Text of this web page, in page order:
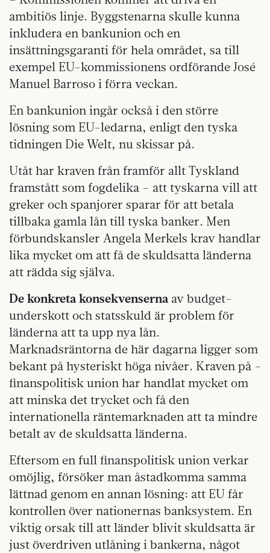
ambitiös linje. Byggstenarna skulle kunna
inkludera en bankunion och en
insättningsgaranti för hela området, sa till
exempel EU-kommissionens ordförande José
Manuel Barroso i förra veckan.
En bankunion ingår också i den större
lösning som EU-ledarna, enligt den tyska
tidningen Die Welt, nu skissar på.
Utåt har kraven från framför allt Tyskland
framstått som fogdelika – att tyskarna vill att
greker och spanjorer sparar för att betala
tillbaka gamla lån till tyska banker. Men
förbundskansler Angela Merkels krav handlar
lika mycket om att få de skuldsatta länderna
att rädda sig själva.
De konkreta konsekvenserna av budget-
underskott och statsskuld är problem för
länderna att ta upp nya lån.
Marknadsräntorna de här dagarna ligger som
bekant på hysteriskt höga nivåer. Kraven på -
finanspolitisk union har handlat mycket om
att minska det trycket och få den
internationella räntemarknaden att ta mindre
betalt av de skuldsatta länderna.
Eftersom en full finanspolitisk union verkar
omöjlig, försöker man åstadkomma samma
lättnad genom en annan lösning: att EU får
kontrollen över nationernas banksystem. En
viktig orsak till att länder blivit skuldsatta är
just överdriven utlåning i bankerna, något